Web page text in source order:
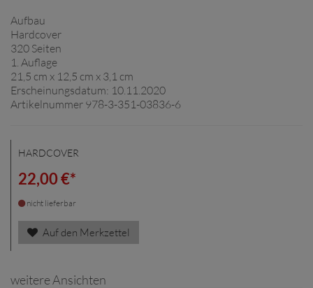
Aufbau
Hardcover
320 Seiten
1. Auflage
21,5 cm x 12,5 cm x 3,1 cm
Erscheinungsdatum: 10.11.2020
Artikelnummer 978-3-351-03836-6
HARDCOVER
22,00 €*
nicht lieferbar
Auf den Merkzettel
weitere Ansichten